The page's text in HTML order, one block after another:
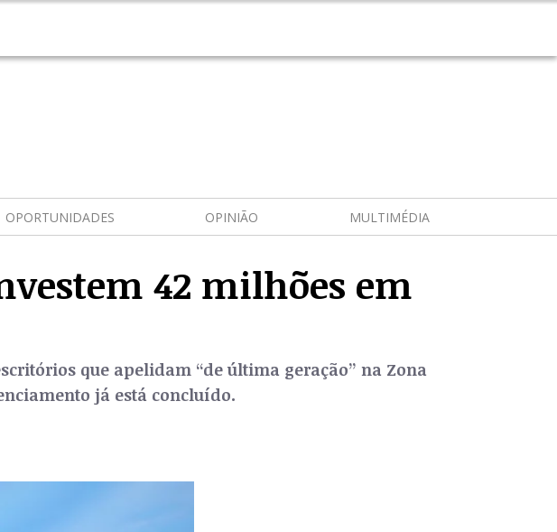
OPORTUNIDADES OPINIÃO MULTIMÉDIA
42 milhões em
que apelidam “de última geração” na Zona
já está concluído.